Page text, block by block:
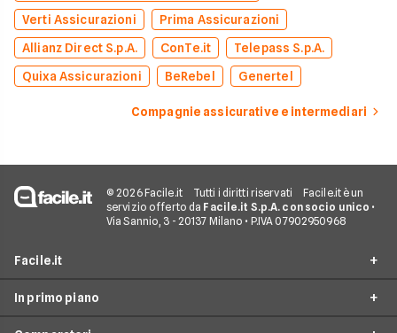
Verti Assicurazioni
Prima Assicurazioni
Allianz Direct S.p.A.
ConTe.it
Telepass S.p.A.
Quixa Assicurazioni
BeRebel Genertel
Compagnie assicurative e intermediari
© 2026 Facile.it Tutti i diritti riservati
Facile.it è un
servizio offerto da Facile.it S.p.A. con socio unico •
Via Sannio, 3 - 20137 Milano • P.IVA 07902950968
Facile.it
Assicurazioni
In primo piano